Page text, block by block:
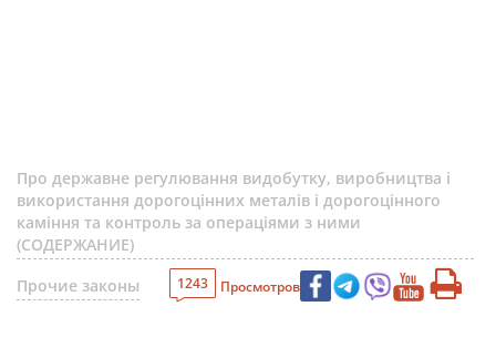
Про державне регулювання видобутку, виробництва і
використання дорогоцінних металів і дорогоцінного
каміння та контроль за операціями з ними
(СОДЕРЖАНИЕ)
Прочие законы
1243 Просмотров